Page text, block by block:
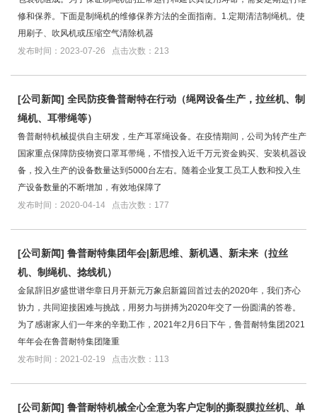
修和保养。下面是制绳机的维修保养方法的全面指南。1.定期清洁制绳机。使
用刷子、吹风机或压缩空气清除机器
发布时间：2023-07-26 点击次数：213
[公司新闻] 全民防疫鲁普耐特在行动（绳网设备生产，拉丝机、制
绳机、耳带绳等）
鲁普耐特机械提供自主研发，生产耳罩绳设备。在疫情期间，公司为转产生产
国家重点保障防疫物资口罩耳带绳，不惜投入近千万元资金购买、安装机器设
备，投入生产的设备数量达到5000台左右。随着企业复工员工人数和投入生
产设备数量的不断增加，有效地保障了
发布时间：2020-04-14 点击次数：177
[公司新闻] 鲁普耐特集团年会|新思维、新机遇、新未来（拉丝
机、制绳机、捻线机）
金鼠辞旧岁盛世谱华章日月开新元万象启新篇回首过去的2020年，我们齐心
协力，共同迎接困难与挑战，用努力与拼搏为2020年交了一份圆满的答卷。
为了感谢家人们一年来的辛勤工作，2021年2月6日下午，鲁普耐特集团2021
年年会在鲁普耐特集团隆重
发布时间：2021-02-19 点击次数：113
[公司新闻] 鲁普耐特机械全心全意为客户定制的撕裂膜拉丝机、单